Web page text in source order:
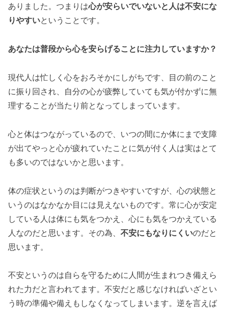
ありました。つまりは心が安らいでいないと人は不安にな
りやすいということです。
あなたは普段から心を安らげることに注力していますか？
現代人は忙しく心をおろそかにしがちです、目の前のこと
に振り回され、自分の心が疲弊していても気が付かずに無
理することが当たり前となってしまっています。
心と体はつながっているので、いつの間にか体にまで支障
が出てやっと心が疲れていたことに気が付く人は実はとて
も多いのではないかと思います。
体の症状というのは判断がつきやすいですが、心の状態と
いうのはなかなか目には見えないものです。常に心が安定
している人は体にも気をつかえ、心にも気をつかえている
人なのだと思います。その為、 不安にもなりにくいのだと
思います。
不安というのは自らを守るために人間が生まれつき備えら
れた力だと言われてます。不安だと感じなければいざとい
う時の準備や備えもしなくなってしまいます。逆を言えば